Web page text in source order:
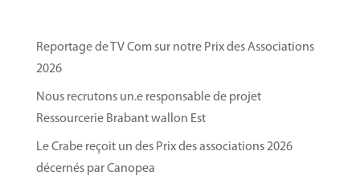
Reportage de TV Com sur notre Prix des Associations
2026
Nous recrutons un.e responsable de projet
Ressourcerie Brabant wallon Est
Le Crabe reçoit un des Prix des associations 2026
décernés par Canopea